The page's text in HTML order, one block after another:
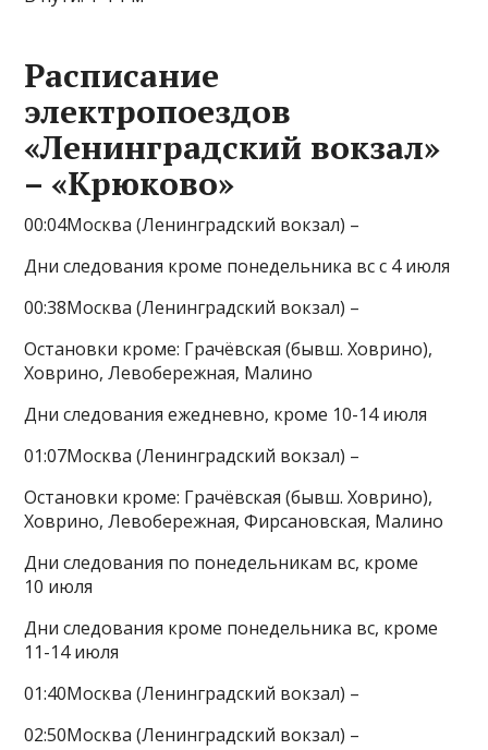
Расписание
электропоездов
«Ленинградский вокзал»
– «Крюково»
00:04Москва (Ленинградский вокзал) –
Дни следования кроме понедельника вс с 4 июля
00:38Москва (Ленинградский вокзал) –
Остановки кроме: Грачёвская (бывш. Ховрино),
Ховрино, Левобережная, Малино
Дни следования ежедневно, кроме 10-14 июля
01:07Москва (Ленинградский вокзал) –
Остановки кроме: Грачёвская (бывш. Ховрино),
Ховрино, Левобережная, Фирсановская, Малино
Дни следования по понедельникам вс, кроме
10 июля
Дни следования кроме понедельника вс, кроме
11-14 июля
01:40Москва (Ленинградский вокзал) –
02:50Москва (Ленинградский вокзал) –